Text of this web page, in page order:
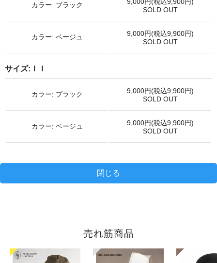
カラー: ブラック
9,000円(税込9,900円)
SOLD OUT
カラー: ベージュ
9,000円(税込9,900円)
SOLD OUT
サイズ:ｌｌ
カラー: ブラック
9,000円(税込9,900円)
SOLD OUT
カラー: ベージュ
9,000円(税込9,900円)
SOLD OUT
閉じる
売れ筋商品